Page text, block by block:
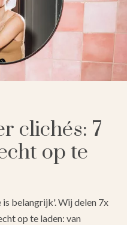
clichés: 7
op te
belangrijk'. Wij delen 7x
op te laden: van